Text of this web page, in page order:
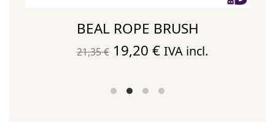
BEAL ROPE BRUSH
21,35€ El
original
19,20 €El
actual
IVA incl.